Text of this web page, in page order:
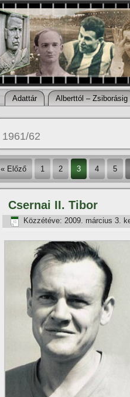
Adattár Alberttól – Zsiborásig
1961/62
« Előző 1 2 3 4 5
Csernai II. Tibor
Közzétéve: 2009. március 3.